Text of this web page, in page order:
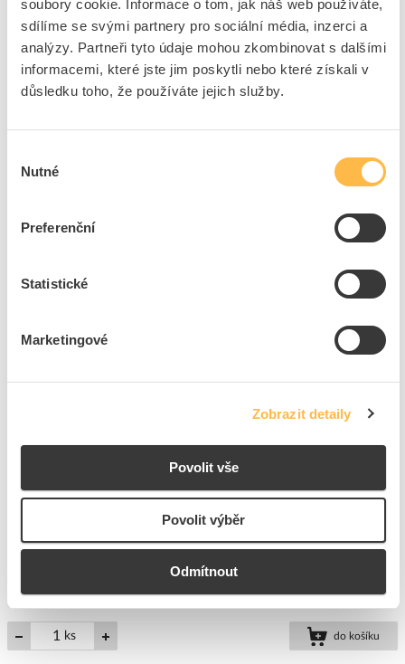
soubory cookie. Informace o tom, jak náš web používáte,
sdílíme se svými partnery pro sociální média, inzerci a
analýzy. Partneři tyto údaje mohou zkombinovat s dalšími
informacemi, které jste jim poskytli nebo které získali v
důsledku toho, že používáte jejich služby.
souhlasu
Nutné
Preferenční
Statistické
Marketingové
Zobrazit detaily
Povolit vše
Povolit výběr
Odmítnout
Přidat k porovnání
374,12 Kč/ks
25 ks
EMOS Přívod prodlužovací 1,5m 4zásuvka
250V/10A IP20 bílá
10.049.028
8595025309389
Kód výrobce
1902040150
Cena s DPH 139,89 Kč/ks
ks do košíku